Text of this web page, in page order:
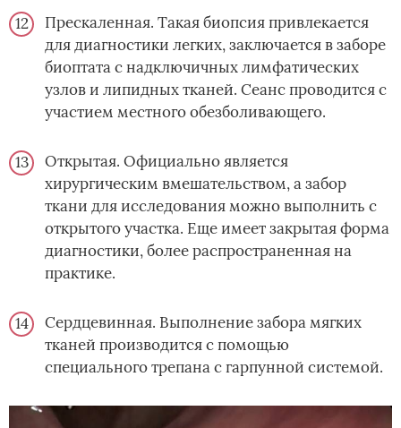
Прескаленная. Такая биопсия привлекается
для диагностики легких, заключается в заборе
биоптата с надключичных лимфатических
узлов и липидных тканей. Сеанс проводится с
участием местного обезболивающего.
Открытая. Официально является
хирургическим вмешательством, а забор
ткани для исследования можно выполнить с
открытого участка. Еще имеет закрытая форма
диагностики, более распространенная на
практике.
Сердцевинная. Выполнение забора мягких
тканей производится с помощью
специального трепана с гарпунной системой.